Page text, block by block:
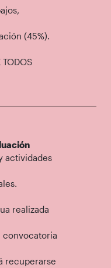
(45%).
TODOS
actividades
realizada
convocatoria
recuperarse